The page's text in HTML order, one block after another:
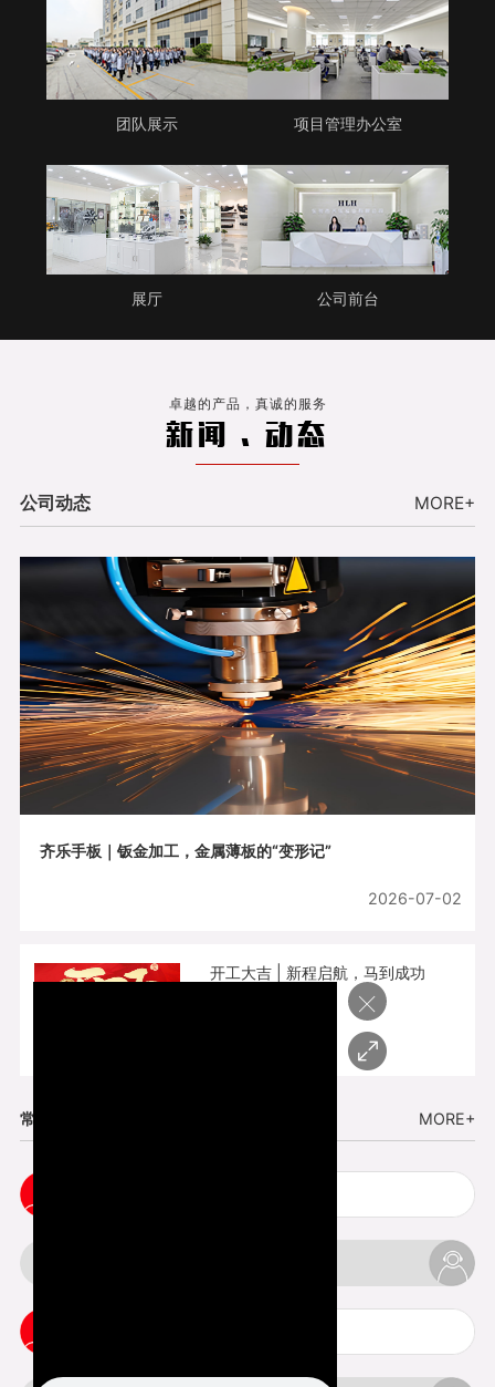
团队展示 项目管理办公室
展厅 公司前台
卓越的产品，真诚的服务
新闻 . 动态
公司动态 MORE+
齐乐手板｜钣金加工，金属薄板的“变形记”
2026-07-02
开工大吉 | 新程启航，马到成功
常见问题 MORE+
×